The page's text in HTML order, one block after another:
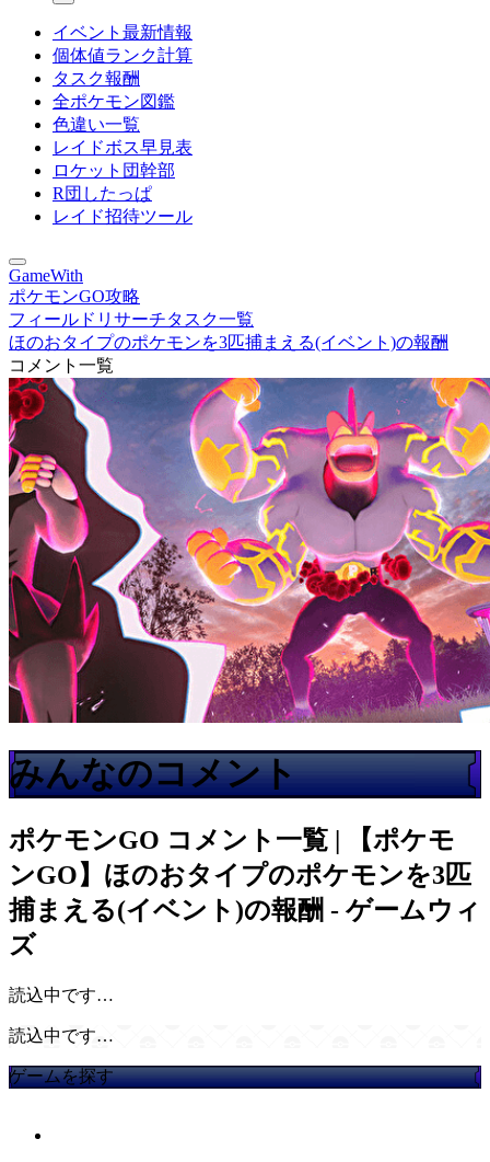
イベント最新情報
個体値ランク計算
タスク報酬
全ポケモン図鑑
色違い一覧
レイドボス早見表
ロケット団幹部
R団したっぱ
レイド招待ツール
GameWith
ポケモンGO攻略
フィールドリサーチタスク一覧
ほのおタイプのポケモンを3匹捕まえる(イベント)の報酬
コメント一覧
みんなのコメント
ポケモンGO コメント一覧 | 【ポケモ
ンGO】ほのおタイプのポケモンを3匹
捕まえる(イベント)の報酬 - ゲームウィ
ズ
読込中です…
読込中です…
ゲームを探す